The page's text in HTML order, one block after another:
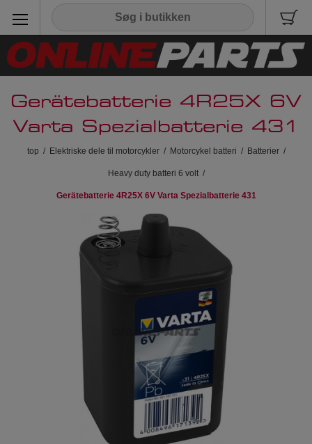
Gerätebatterie 4R25X 6V
Varta Spezialbatterie 431
top / Elektriske dele til motorcykler / Motorcykel batteri / Batterier /
Heavy duty batteri 6 volt /
Gerätebatterie 4R25X 6V Varta Spezialbatterie 431